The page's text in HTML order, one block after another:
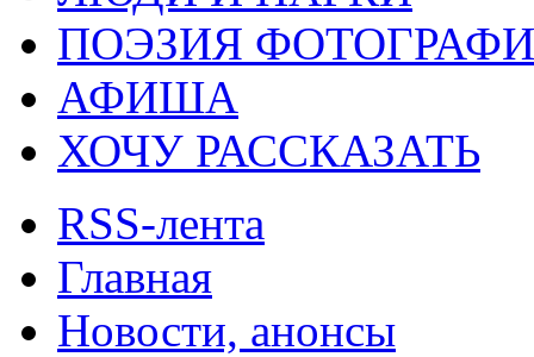
ПОЭЗИЯ
АФИША
ХОЧУ РАССКАЗАТЬ
RSS-лента
Главная
Новости, анонсы